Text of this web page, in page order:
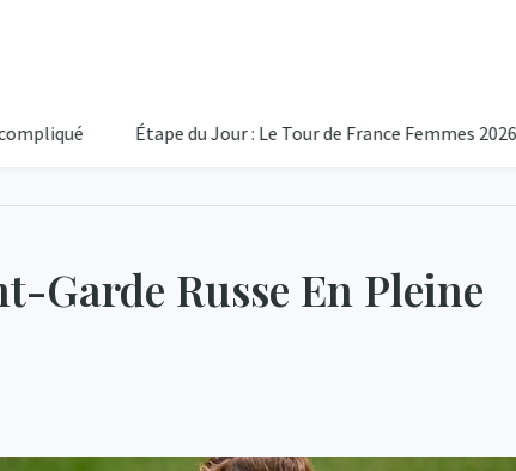
Étape du Jour : Le Tour de France Femmes 2026 en Direct
Garde Russe En Pleine